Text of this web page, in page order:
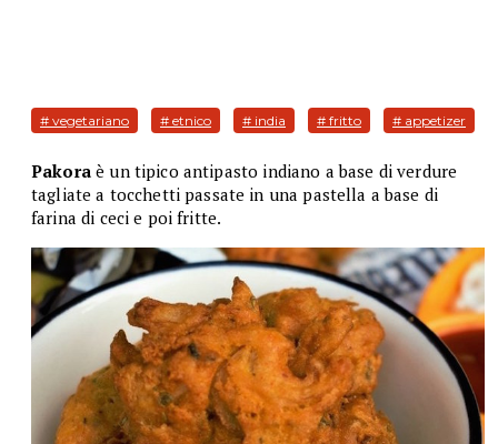
# vegetariano # etnico # india # fritto # appetizer
Pakoraè un tipico antipasto indiano a base di verdure
tagliate a tocchetti passate in una pastella a base di
farina di ceci e poi fritte.